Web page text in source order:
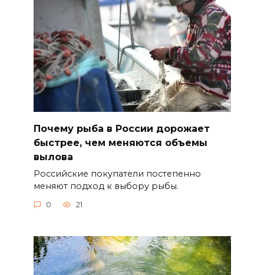
Почему рыба в России дорожает
быстрее, чем меняются объемы
вылова
Российские покупатели постепенно
меняют подход к выбору рыбы.
0 21